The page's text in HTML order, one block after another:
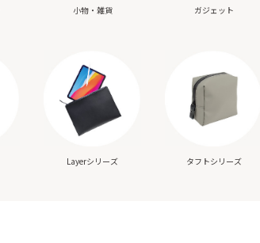
小物・雑貨 ガジェット
Layerシリーズ タフトシリーズ